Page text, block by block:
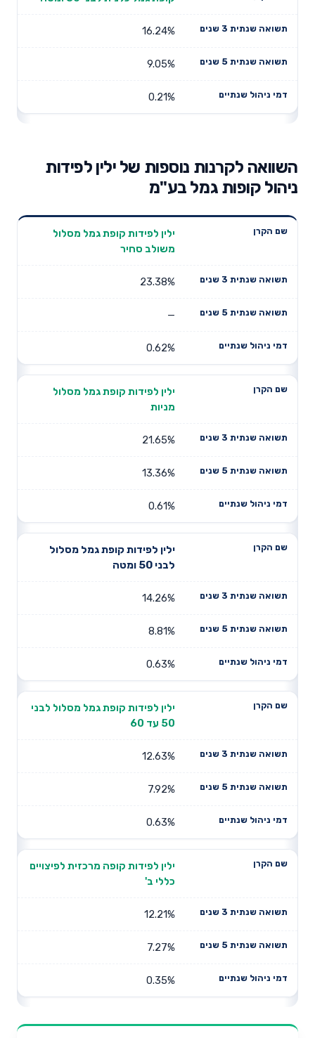
16.24%
9.05%
0.21%
השוואה לקרנות נוספות של ילין לפידות
ניהול קופות גמל בע"מ
שנתית 3
תשואה
ילין לפידות קופת גמל מסלול
משולב סחיר
23.38%
—
0.62%
ילין לפידות קופת גמל מסלול
מניות
21.65%
13.36%
0.61%
ילין לפידות קופת גמל מסלול
לבני 50 ומטה
14.26%
8.81%
0.63%
ילין לפידות קופת גמל מסלול לבני
50 עד 60
12.63%
7.92%
0.63%
ילין לפידות קופה מרכזית לפיצויים
כללי ב'
12.21%
7.27%
0.35%